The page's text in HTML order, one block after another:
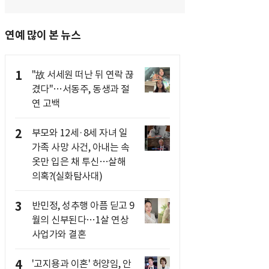
연예 많이 본 뉴스
1
"故 서세원 떠난 뒤 연락 끊
겼다"…서동주, 동생과 절
연 고백
2
부모와 12세·8세 자녀 일
가족 사망 사건, 아내는 속
옷만 입은 채 투신…살해
의혹?(실화탐사대)
3
반민정, 성추행 아픔 딛고 9
월의 신부된다…1살 연상
사업가와 결혼
4
'고지용과 이혼' 허양임, 안